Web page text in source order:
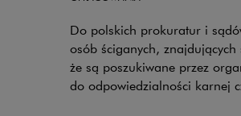
Do polskich prokuratur i
osób ściganych,
że są poszukiwane przez
do odpowiedzialności karnej